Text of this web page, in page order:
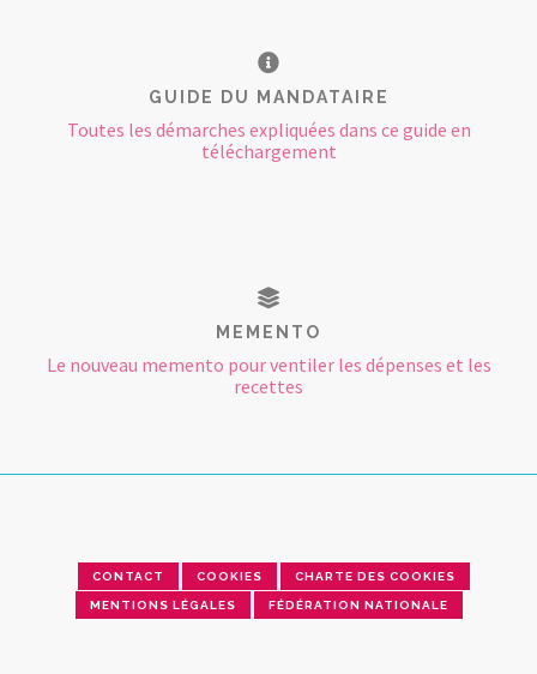
GUIDE DU MANDATAIRE
Toutes les démarches expliquées dans ce guide en
téléchargement
MEMENTO
Le nouveau memento pour ventiler les dépenses et les
recettes
CONTACT COOKIES CHARTE DES COOKIES
MENTIONS LÉGALES FÉDÉRATION NATIONALE